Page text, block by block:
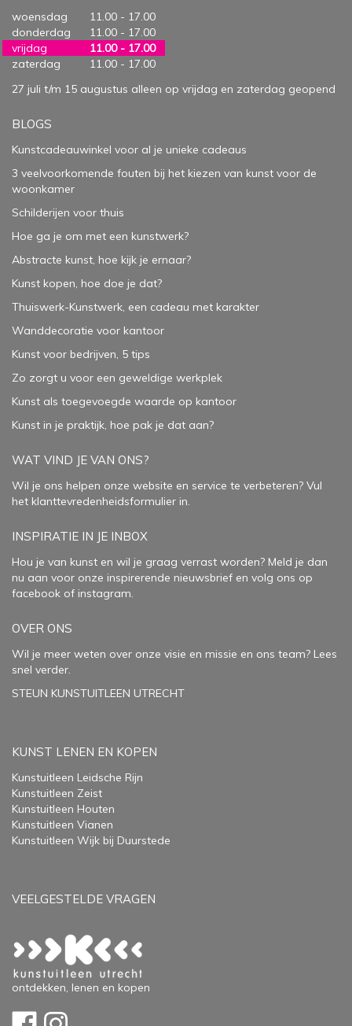
woensdag
11.00 - 17.00
donderdag
11.00 - 17.00
vrijdag
11.00 - 17.00
zaterdag
11.00 - 17.00
27 juli t/m 15 augustus alleen op vrijdag en zaterdag geopend
BLOGS
Kunstcadeauwinkel voor al je unieke cadeaus
3 veelvoorkomende fouten bij het kiezen van kunst voor de
woonkamer
Schilderijen voor thuis
Hoe ga je om met een kunstwerk?
Abstracte kunst, hoe kijk je ernaar?
Kunst kopen, hoe doe je dat?
Thuiswerk-Kunstwerk, een cadeau met karakter
Wanddecoratie voor kantoor
Kunst voor bedrijven, 5 tips
Zo zorgt u voor een geweldige werkplek
Kunst als toegevoegde waarde op kantoor
Kunst in je praktijk, hoe pak je dat aan?
WAT VIND JE VAN ONS?
Wil je ons helpen onze website en service te verbeteren? Vul
het klanttevredenheidsformulier in.
INSPIRATIE IN JE INBOX
Hou je van kunst en wil je graag verrast worden? Meld je dan
nu aan voor onze inspirerende nieuwsbrief en volg ons op
facebook of instagram.
OVER ONS
Wil je meer weten over onze visie en missie en ons team? Lees
snel verder.
STEUN KUNSTUITLEEN UTRECHT
KUNST LENEN EN KOPEN
Kunstuitleen Leidsche Rijn
Kunstuitleen Zeist
Kunstuitleen Houten
Kunstuitleen Vianen
Kunstuitleen Wijk bij Duurstede
VEELGESTELDE VRAGEN
ontdekken, lenen en kopen